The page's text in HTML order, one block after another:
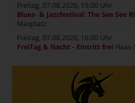
Freitag, 07.08.2026, 15:00 Uhr
Blues- & Jazzfestival: The See See
Maxplatz
Freitag, 07.08.2026, 16:00 Uhr
FreiTag & Nacht - Eintritt frei